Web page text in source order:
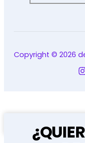
Copyright © 2026
DESCARGA